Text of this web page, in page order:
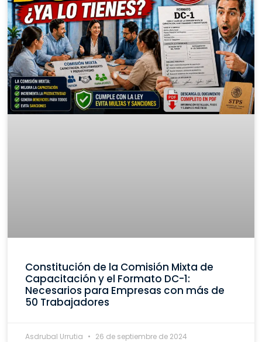
Constitución de la Comisión Mixta de
Capacitación y el Formato DC-1:
Necesarios para Empresas con más de
50 Trabajadores
Asdrubal Urrutia 26 de septiembre de 2024